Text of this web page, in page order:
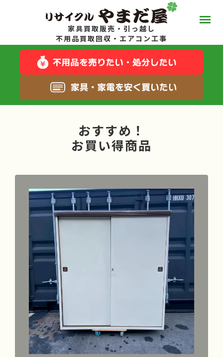
家具買取販売・引っ越し
不用品買取回収・エアコン工事
おすすめ！
お買い得商品
やまだ屋って？
スタッフブログ
キャンペーン一覧
サービス一覧
料金について
お得な在庫商品